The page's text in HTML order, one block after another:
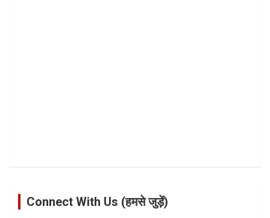
Connect With Us (हमसे जुड़ें)